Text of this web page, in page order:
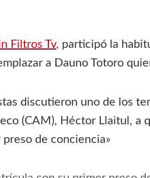
Filtros Tv, participó la
a Dauno Totoro
discutieron uno de los
(CAM), Héctor Llaitul,
de conciencia»